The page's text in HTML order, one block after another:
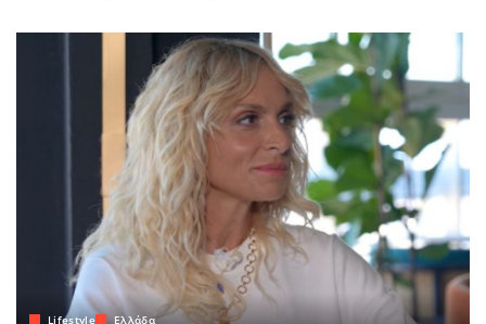
Lifestyle Ελλάδα